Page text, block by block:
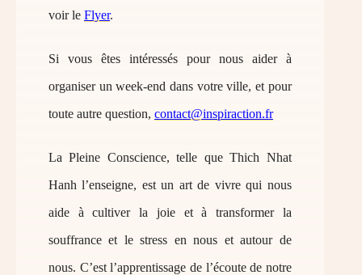
voir le Flyer.
Si vous êtes intéressés pour nous aider à
organiser un week-end dans votre ville, et pour
toute autre question, contact@inspiraction.fr
La Pleine Conscience, telle que Thich Nhat
Hanh l’enseigne, est un art de vivre qui nous
aide à cultiver la joie et à transformer la
souffrance et le stress en nous et autour de
nous. C’est l’apprentissage de l’écoute de notre